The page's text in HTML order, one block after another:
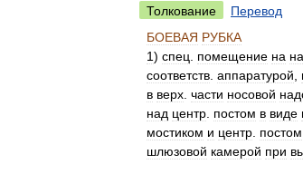
Толкование
Перевод
БОЕВАЯ РУБКА
1) спец помещение на
соответств аппаратурой
в верх части носовой
над центр постом в виде
мостиком и центр постом
шлюзовой камерой при